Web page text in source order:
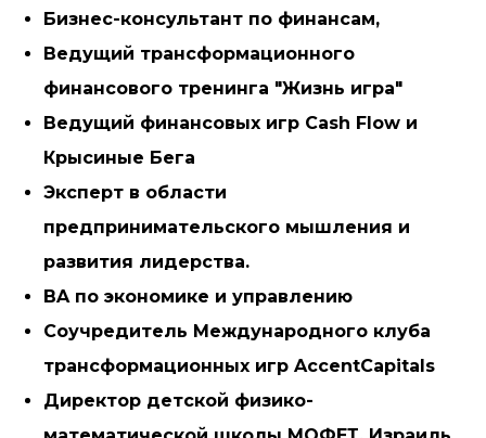
Бизнес-консультант по финансам,
Ведущий трансформационного
финансового тренинга "Жизнь игра"
Ведущий финансовых игр Cash Flow и
Крысиные Бега
Эксперт в области
предпринимательского мышления и
развития лидерства.
BA по экономике и управлению
Соучредитель Международного клуба
трансформационных игр AccentCapitals
Директор детской физико-